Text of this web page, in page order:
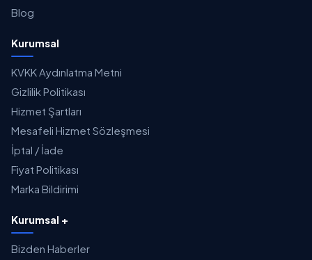
Blog
Kurumsal
KVKK Aydınlatma Metni
Gizlilik Politikası
Hizmet Şartları
Mesafeli Hizmet Sözleşmesi
İptal / İade
Fiyat Politikası
Marka Bildirimi
Kurumsal +
Bizden Haberler